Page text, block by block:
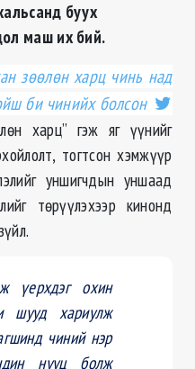
буух
маш их бий.
зөөлөн харц чинь над
би чинийх болсон
харц” гэж яг үүнийг
тогтсон хэмжүүр
уншигчдын уншаад
төрүүлэхээр кинонд
үерхдэг охин
шууд хариулж
чиний нэр
нууц болж